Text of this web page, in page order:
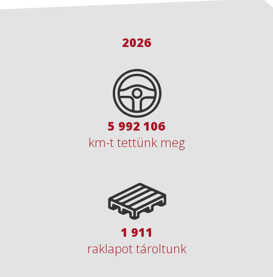
2026
8 507 041
km-t tettünk meg
2 723
raklapot tároltunk